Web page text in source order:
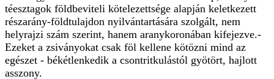
téesztagok földbeviteli kötelezettsége alapján keletkezett
részarány-földtulajdon nyilvántartására szolgált, nem
helyrajzi szám szerint, hanem aranykoronában kifejezve.-
Ezeket a zsiványokat csak föl kellene kötözni mind az
egészet - békétlenkedik a csontritkulástól gyötört, hajlott
asszony.